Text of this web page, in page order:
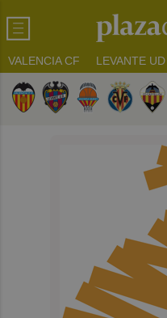
VALENCIA CF LEVANTE UD